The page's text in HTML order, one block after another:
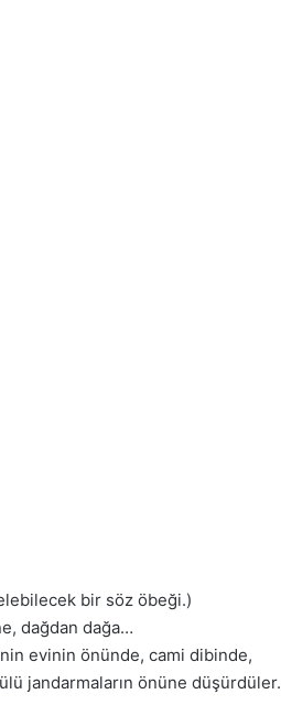
bir söz öbeği.)
dağdan dağa…
evinin önünde, cami dibinde,
jandarmaların önüne düşürdüler.